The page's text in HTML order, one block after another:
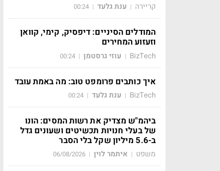
קריירה | ענת גלעד |
00:24
המודלים הסיניים: דיפסיק, קימי, קוואן
וזעזוע המחירים
BizTech
| עוזי גרסטמן |
00:24
איך כותבים פרומפט טוב: מה באמת עובד
BizTech
| ענת גלעד |
00:24
ביהמ"ש מצדיק את רשות המסים: הונו
של בעלי חנויות תכשיטים ושעונים גדל
ב-5.6 מיליון שקל בלי הסבר
משפט | איתמר לוין |
06/08/2026